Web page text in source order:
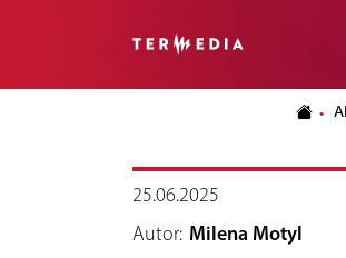
25.06.2025
Autor: Milena Motyl